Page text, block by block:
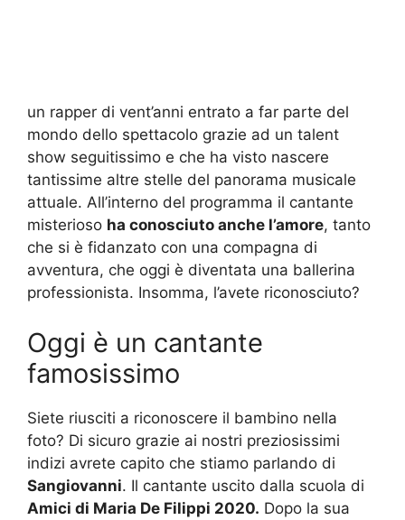
un rapper di vent’anni entrato a far parte del
mondo dello spettacolo grazie ad un talent
show seguitissimo e che ha visto nascere
tantissime altre stelle del panorama musicale
attuale. All’interno del programma il cantante
misterioso ha conosciuto anche l’amore, tanto
che si è fidanzato con una compagna di
avventura, che oggi è diventata una ballerina
professionista. Insomma, l’avete riconosciuto?
Oggi è un cantante
famosissimo
Siete riusciti a riconoscere il bambino nella
foto? Di sicuro grazie ai nostri preziosissimi
indizi avrete capito che stiamo parlando di
Sangiovanni. Il cantante uscito dalla scuola di
Amici di Maria De Filippi 2020. Dopo la sua